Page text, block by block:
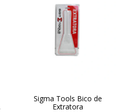
Sigma Tools Bico de
Extratora